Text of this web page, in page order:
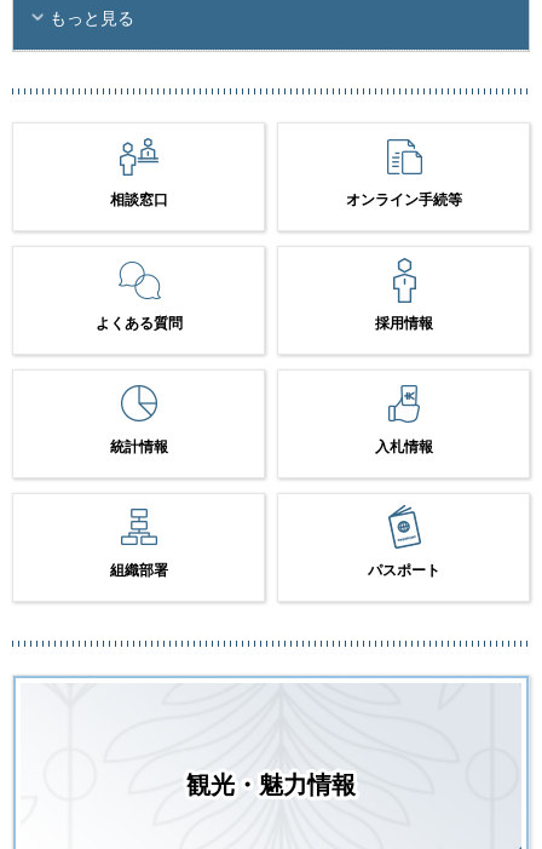
もっと見る
相談窓口 オンライン手続等
よくある質問 採用情報
統計情報 入札情報
組織部署 パスポート
観光・魅力情報